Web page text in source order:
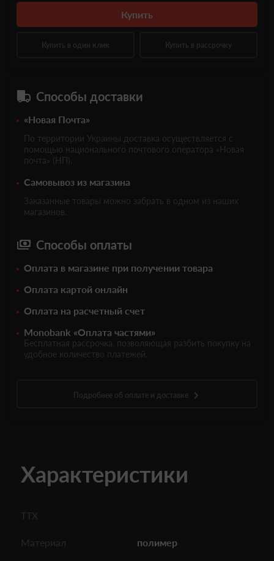
Купить
Купить в один клик Купить в рассрочку
Способы доставки
«Новая Почта»
По территории Украины доставка осуществляется с
помощью национального почтового оператора «Новая
почта» (НП).
Самовывоз из магазина
Заказанные товары можно забрать в одном из наших
магазинов.
Способы оплаты
Оплата в магазине при получении товара
Оплата картой онлайн
Оплата на расчетный счет
Monobank «Оплата частями»
Бесплатная рассрочка, позволяющая разбить покупку на
удобное количество платежей.
Подробнее об оплате и доставке
Характеристики
ТТХ
Материал полимер